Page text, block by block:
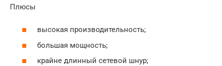
Плюсы
высокая производительность;
большая мощность;
крайне длинный сетевой шнур;